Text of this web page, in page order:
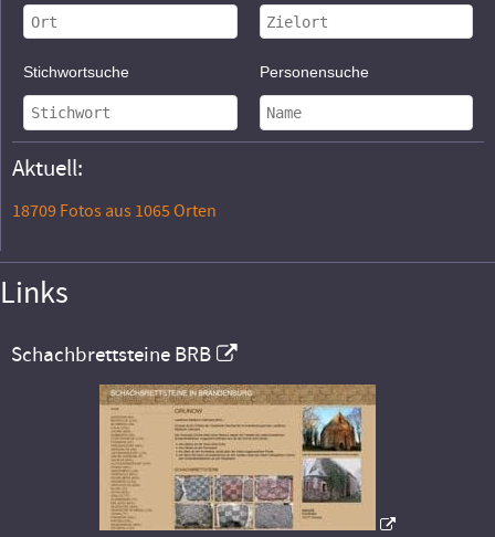
Stichwortsuche Personensuche
Aktuell:
18709 Fotos aus 1065 Orten
Links
Schachbrettsteine BRB